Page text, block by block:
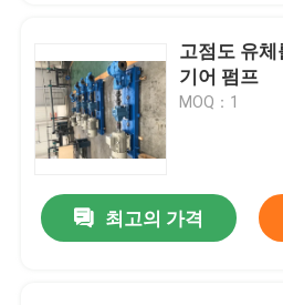
고점도 유
기어 펌프
MOQ：1
최고의 가격